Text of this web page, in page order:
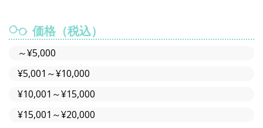
価格（税込）
～¥5,000
¥5,001～¥10,000
¥10,001～¥15,000
¥15,001～¥20,000